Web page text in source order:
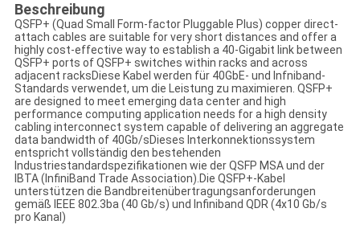
Beschreibung
QSFP+ (Quad Small Form-factor Pluggable Plus) copper direct-
attach cables are suitable for very short distances and offer a
highly cost-effective way to establish a 40-Gigabit link between
QSFP+ ports of QSFP+ switches within racks and across
adjacent racksDiese Kabel werden für 40GbE- und Infniband-
Standards verwendet, um die Leistung zu maximieren. QSFP+
are designed to meet emerging data center and high
performance computing application needs for a high density
cabling interconnect system capable of delivering an aggregate
data bandwidth of 40Gb/sDieses Interkonnektionssystem
entspricht vollständig den bestehenden
Industriestandardspezifikationen wie der QSFP MSA und der
IBTA (InfiniBand Trade Association).Die QSFP+-Kabel
unterstützen die Bandbreitenübertragungsanforderungen
gemäß IEEE 802.3ba (40 Gb/s) und Infiniband QDR (4x10 Gb/s
pro Kanal)